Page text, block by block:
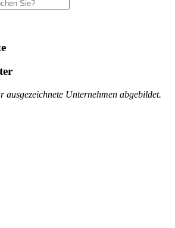
ausgezeichnete Unternehmen abgebildet.